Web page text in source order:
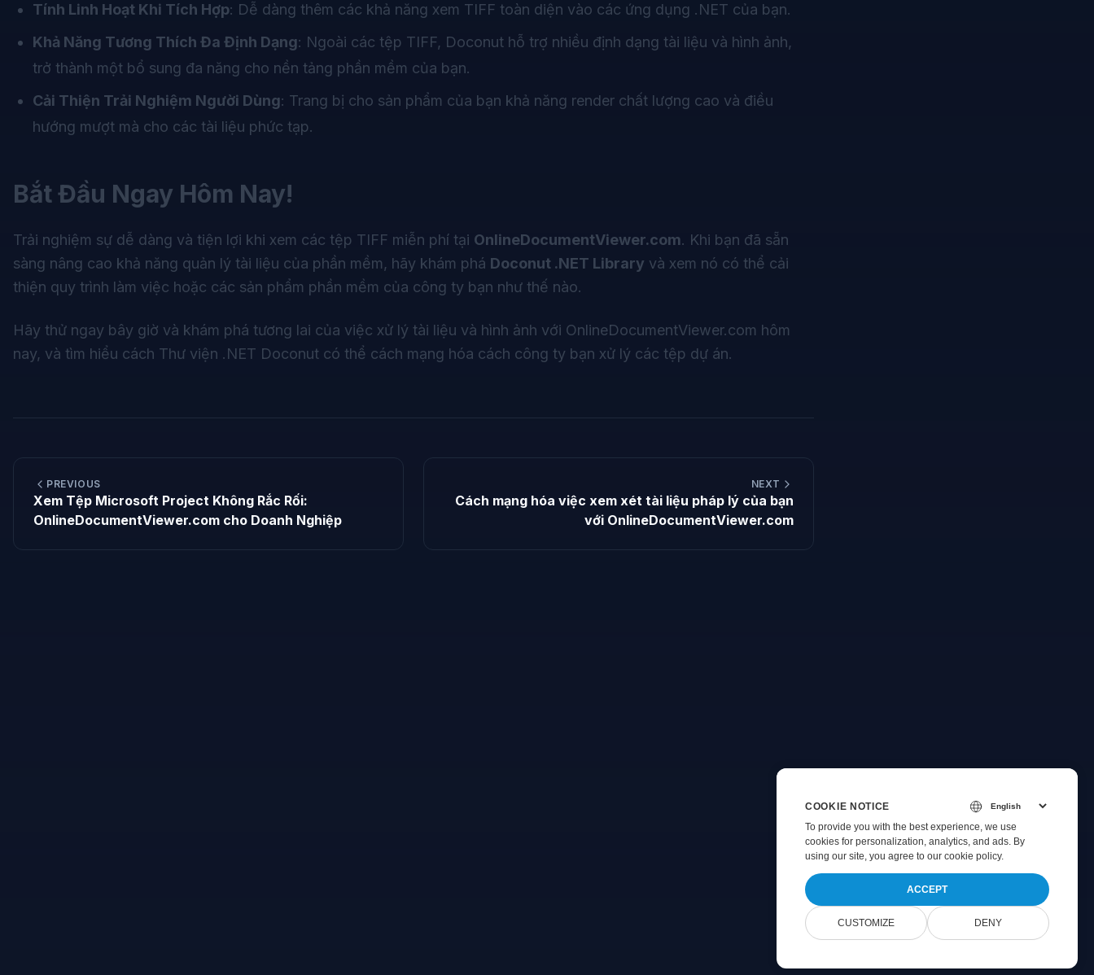
Tính Linh Hoạt Khi Tích Hợp: Dễ dàng thêm các khả năng xem TIFF toàn diện vào các ứng dụng .NET của bạn.
Khả Năng Tương Thích Đa Định Dạng: Ngoài các tệp TIFF, Doconut hỗ trợ nhiều định dạng tài liệu và hình ảnh,
trở thành một bổ sung đa năng cho nền tảng phần mềm của bạn.
Cải Thiện Trải Nghiệm Người Dùng: Trang bị cho sản phẩm của bạn khả năng render chất lượng cao và điều
hướng mượt mà cho các tài liệu phức tạp.
Bắt Đầu Ngay Hôm Nay!
Trải nghiệm sự dễ dàng và tiện lợi khi xem các tệp TIFF miễn phí tại OnlineDocumentViewer.com. Khi bạn đã sẵn
sàng nâng cao khả năng quản lý tài liệu của phần mềm, hãy khám phá Doconut .NET Library và xem nó có thể cải
thiện quy trình làm việc hoặc các sản phẩm phần mềm của công ty bạn như thế nào.
Hãy thử ngay bây giờ và khám phá tương lai của việc xử lý tài liệu và hình ảnh với OnlineDocumentViewer.com hôm
nay, và tìm hiểu cách Thư viện .NET Doconut có thể cách mạng hóa cách công ty bạn xử lý các tệp dự án.
PREVIOUS
Xem Tệp Microsoft Project Không Rắc Rối:
OnlineDocumentViewer.com cho Doanh Nghiệp
NEXT
Cách mạng hóa việc xem xét tài liệu pháp lý của bạn
với OnlineDocumentViewer.com
COOKIE NOTICE
To provide you with the best experience, we use
cookies for personalization, analytics, and ads. By
using our site, you agree to our cookie policy.
ACCEPT
CUSTOMIZE DENY